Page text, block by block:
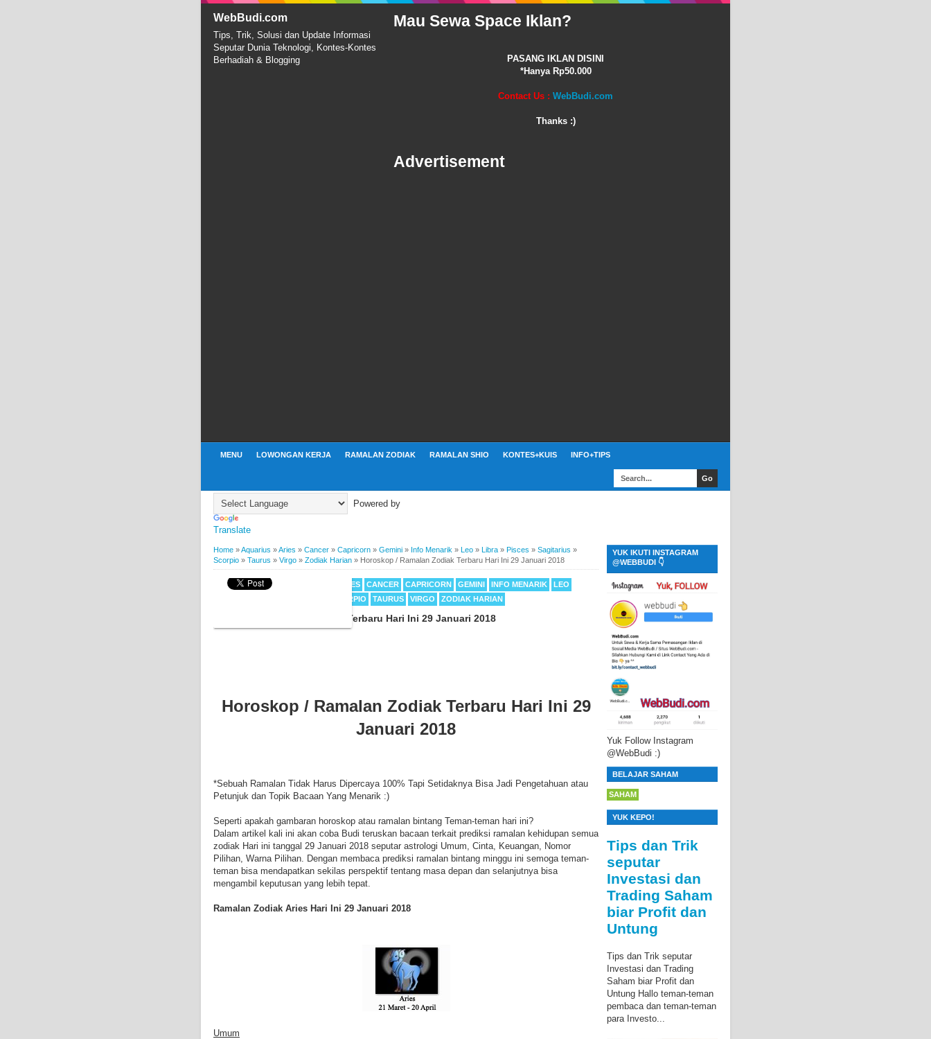
WebBudi.com
Tips, Trik, Solusi dan Update Informasi
Seputar Dunia Teknologi, Kontes-Kontes
Berhadiah & Blogging
Mau Sewa Space Iklan?
PASANG IKLAN DISINI
*Hanya Rp50.000
Contact Us : WebBudi.com
Thanks :)
Advertisement
MENU LOWONGAN KERJA RAMALAN ZODIAK RAMALAN SHIO KONTES+KUIS INFO+TIPS
Powered by
Translate
Home »Aquarius »Aries » Cancer » Capricorn » Gemini » Info Menarik » Leo » Libra » Pisces » Sagitarius »
Scorpio » Taurus » Virgo » Zodiak Harian » Horoskop / Ramalan Zodiak Terbaru Hari Ini 29 Januari 2018
BYWEBBUDI.COM ARIES CANCER CAPRICORN GEMINI INFO MENARIK
LEO
SCORPIO TAURUS VIRGO ZODIAK HARIAN
Horoskop / Ramalan Zodiak Terbaru Hari Ini 29 Januari 2018
Horoskop / Ramalan Zodiak Terbaru Hari Ini 29
Januari 2018
*Sebuah Ramalan Tidak Harus Dipercaya 100% Tapi Setidaknya Bisa Jadi Pengetahuan atau
Petunjuk dan Topik Bacaan Yang Menarik :)
Seperti apakah gambaran horoskop atau ramalan bintang Teman-teman hari ini?
Dalam artikel kali ini akan coba Budi teruskan bacaan terkait prediksi ramalan kehidupan semua
zodiak Hari ini tanggal 29 Januari 2018 seputar astrologi Umum, Cinta, Keuangan, Nomor
Pilihan, Warna Pilihan. Dengan membaca prediksi ramalan bintang minggu ini semoga teman-
teman bisa mendapatkan sekilas perspektif tentang masa depan dan selanjutnya bisa
mengambil keputusan yang lebih tepat.
Ramalan Zodiak Aries Hari Ini 29 Januari 2018
Umum
YUK IKUTI INSTAGRAM
@WEBBUDI 👇
Yuk Follow Instagram
@WebBudi :)
BELAJAR SAHAM
SAHAM
YUK KEPO!
Tips dan Trik
seputar
Investasi dan
Trading Saham
biar Profit dan
Untung
Tips dan Trik seputar
Investasi dan Trading
Saham biar Profit dan
Untung Hallo teman-teman
pembaca dan teman-teman
para Investo...